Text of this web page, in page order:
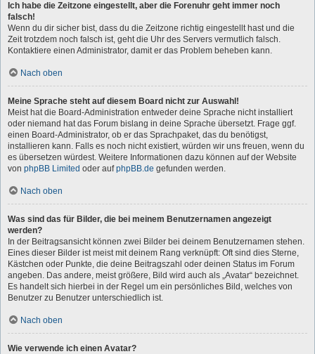
Ich habe die Zeitzone eingestellt, aber die Forenuhr geht immer noch
falsch!
Wenn du dir sicher bist, dass du die Zeitzone richtig eingestellt hast und die
Zeit trotzdem noch falsch ist, geht die Uhr des Servers vermutlich falsch.
Kontaktiere einen Administrator, damit er das Problem beheben kann.
Nach oben
Meine Sprache steht auf diesem Board nicht zur Auswahl!
Meist hat die Board-Administration entweder deine Sprache nicht installiert
oder niemand hat das Forum bislang in deine Sprache übersetzt. Frage ggf.
einen Board-Administrator, ob er das Sprachpaket, das du benötigst,
installieren kann. Falls es noch nicht existiert, würden wir uns freuen, wenn du
es übersetzen würdest. Weitere Informationen dazu können auf der Website
von phpBB Limited oder aufphpBB.de gefunden werden.
Nach oben
Was sind das für Bilder, die bei meinem Benutzernamen angezeigt
werden?
In der Beitragsansicht können zwei Bilder bei deinem Benutzernamen stehen.
Eines dieser Bilder ist meist mit deinem Rang verknüpft: Oft sind dies Sterne,
Kästchen oder Punkte, die deine Beitragszahl oder deinen Status im Forum
angeben. Das andere, meist größere, Bild wird auch als „Avatar“ bezeichnet.
Es handelt sich hierbei in der Regel um ein persönliches Bild, welches von
Benutzer zu Benutzer unterschiedlich ist.
Nach oben
Wie verwende ich einen Avatar?